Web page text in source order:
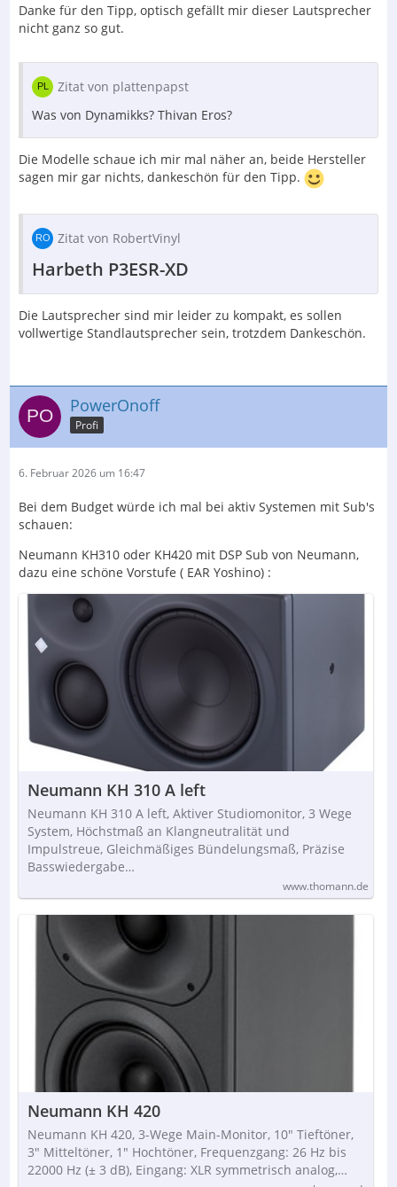
Danke für den Tipp, optisch gefällt mir dieser Lautsprecher
nicht ganz so gut.
Zitat von plattenpapst
Was von Dynamikks? Thivan Eros?
Die Modelle schaue ich mir mal näher an, beide Hersteller
sagen mir gar nichts, dankeschön für den Tipp.
Zitat von RobertVinyl
Harbeth P3ESR-XD
Die Lautsprecher sind mir leider zu kompakt, es sollen
vollwertige Standlautsprecher sein, trotzdem Dankeschön.
PowerOnoff
Profi
6. Februar 2026 um 16:47
Bei dem Budget würde ich mal bei aktiv Systemen mit Sub's
schauen:
Neumann KH310 oder KH420 mit DSP Sub von Neumann,
dazu eine schöne Vorstufe ( EAR Yoshino) :
Neumann KH 310 A left
Neumann KH 310 A left, Aktiver Studiomonitor, 3 Wege
System, Höchstmaß an Klangneutralität und
Impulstreue, Gleichmäßiges Bündelungsmaß, Präzise
Basswiedergabe…
www.thomann.de
Neumann KH 420
Neumann KH 420, 3-Wege Main-Monitor, 10" Tieftöner,
3" Mitteltöner, 1" Hochtöner, Frequenzgang: 26 Hz bis
22000 Hz (± 3 dB), Eingang: XLR symmetrisch analog,…